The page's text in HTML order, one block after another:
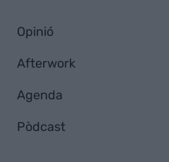
Opinió
Afterwork
Agenda
Pòdcast